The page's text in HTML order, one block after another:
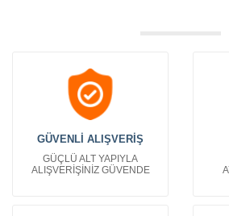
GÜVENLİ ALIŞVERİŞ
GÜÇLÜ ALT YAPIYLA
ALIŞVERİŞİNİZ GÜVENDE